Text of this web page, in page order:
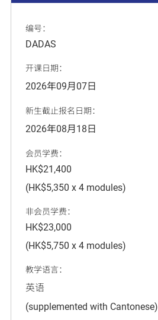
编号：
DADAS
开课日期：
2026年09月07日
新生截止报名日期：
2026年08月18日
会员学费：
HK$21,400
(HK$5,350 x 4 modules)
非会员学费：
HK$23,000
(HK$5,750 x 4 modules)
教学语言：
英语
(supplemented with Cantonese)